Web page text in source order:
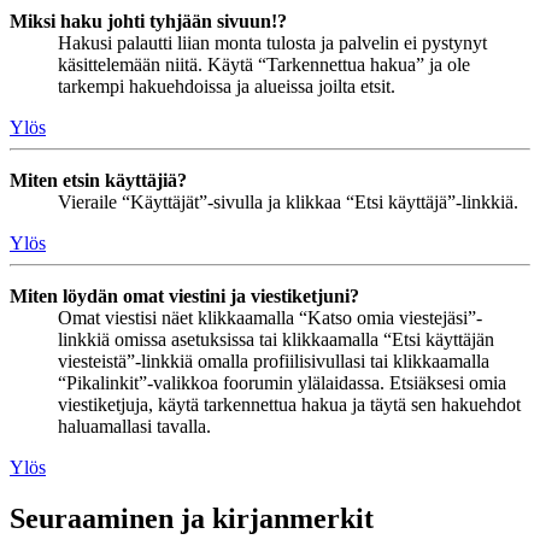
Miksi haku johti tyhjään sivuun!?
Hakusi palautti liian monta tulosta ja palvelin ei pystynyt
käsittelemään niitä. Käytä “Tarkennettua hakua” ja ole
tarkempi hakuehdoissa ja alueissa joilta etsit.
Ylös
Miten etsin käyttäjiä?
Vieraile “Käyttäjät”-sivulla ja klikkaa “Etsi käyttäjä”-linkkiä.
Ylös
Miten löydän omat viestini ja viestiketjuni?
Omat viestisi näet klikkaamalla “Katso omia viestejäsi”-
linkkiä omissa asetuksissa tai klikkaamalla “Etsi käyttäjän
viesteistä”-linkkiä omalla profiilisivullasi tai klikkaamalla
“Pikalinkit”-valikkoa foorumin ylälaidassa. Etsiäksesi omia
viestiketjuja, käytä tarkennettua hakua ja täytä sen hakuehdot
haluamallasi tavalla.
Ylös
Seuraaminen ja kirjanmerkit